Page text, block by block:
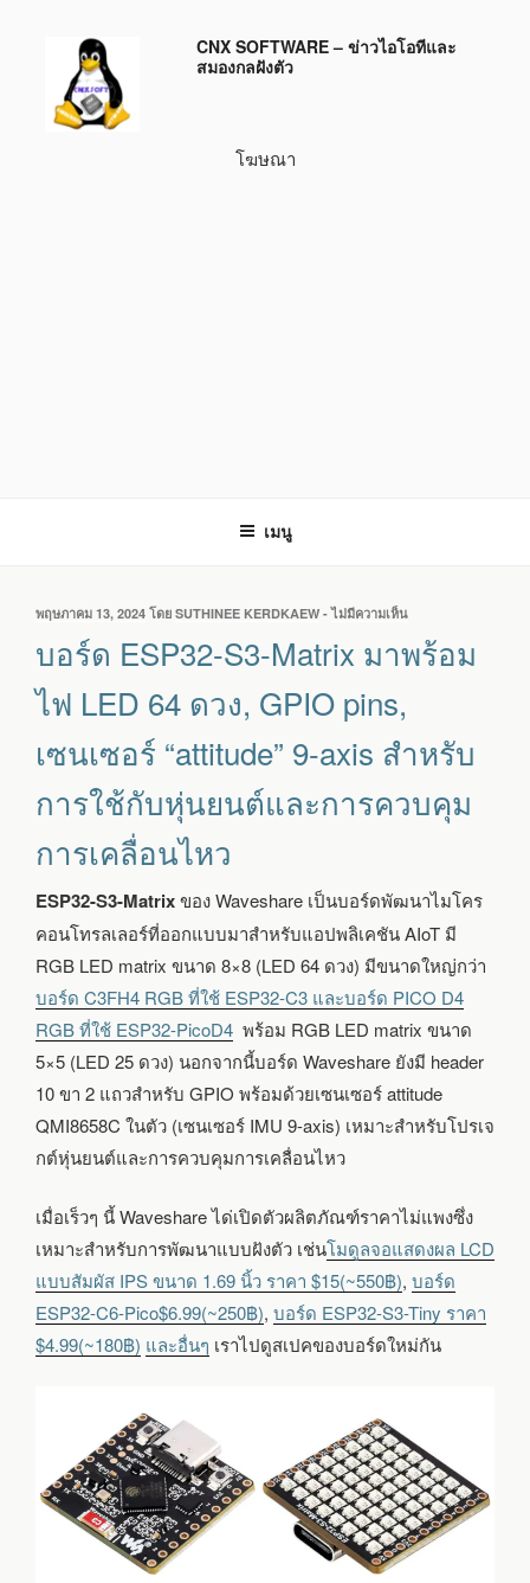
บทความ
CNX SOFTWARE – ข่าวไอโอทีและ
สมองกลฝังตัว
โฆษณา
เมนู
เขียน
ที่
พฤษภาคม 13, 2024 โดย SUTHINEE KERDKAEW -ไม่มีความเห็น
บอร์ด
ESP32-
พร้อม
ไฟ
LED
64
เซนเซอร์
“ATTITUDE”
AXIS
สำหรับ
ใช้
กับ
หุ่น
และ
เคลื่อนไหว
บอร์ด ESP32-S3-Matrix มาพร้อม
ไฟ LED 64 ดวง, GPIO pins,
เซนเซอร์ “attitude” 9-axis สำหรับ
การใช้กับหุ่นยนต์และการควบคุม
การเคลื่อนไหว
ESP32-S3-Matrixของ Waveshare เป็นบอร์ดพัฒนาไมโคร
คอนโทรลเลอร์ที่ออกแบบมาสำหรับแอปพลิเคชัน AIoT มี
RGB LED matrix ขนาด 8×8 (LED 64 ดวง) มีขนาดใหญ่กว่า
บอร์ด C3FH4 RGB ที่ใช้ ESP32-C3 และบอร์ด PICO D4
RGB ที่ใช้ ESP32-PicoD4 พร้อม RGB LED matrix ขนาด
5×5 (LED 25 ดวง) นอกจากนี้บอร์ด Waveshare ยังมี header
10 ขา 2 แถวสำหรับ GPIO พร้อมด้วยเซนเซอร์ attitude
QMI8658C ในตัว (เซนเซอร์ IMU 9-axis) เหมาะสำหรับโปรเจ
กต์หุ่นยนต์และการควบคุมการเคลื่อนไหว
เมื่อเร็วๆ นี้ Waveshare ได่เปิดตัวผลิตภัณฑ์ราคาไม่แพงซึ่ง
เหมาะสำหรับการพัฒนาแบบฝังตัว เช่นโมดูลจอแสดงผล LCD
แบบสัมผัส IPS ขนาด 1.69 นิ้ว ราคา $15(~550฿), บอร์ด
ESP32-C6-Pico$6.99(~250฿), บอร์ด ESP32-S3-Tiny ราคา
$4.99(~180฿) และอื่นๆ เราไปดูสเปคของบอร์ดใหม่กัน